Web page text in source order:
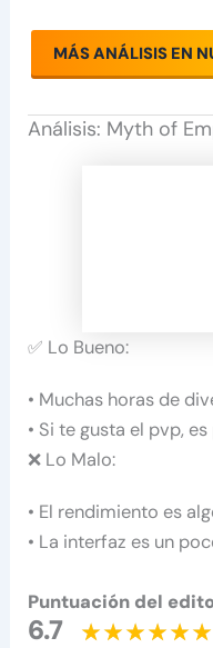
MÁS ANÁLISIS EN
Análisis: Myth of
✅ Lo Bueno:
• Muchas horas de
• Si te gusta el pvp,
❌ Lo Malo:
• El rendimiento es
• La interfaz es un
Puntuación del
6.7